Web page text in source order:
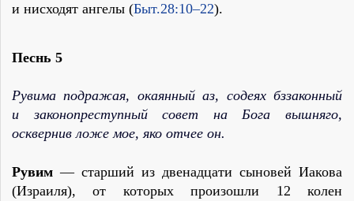
и нисходят ангелы (Быт.28:10–22).
Песнь 5
Рувима подражая, окаянный аз, содеях бззаконный
и законопреступный совет на Бога вышняго,
осквернив ложе мое, яко отчее он.
Рувим — старший из двенадцати сыновей Иакова
(Израиля), от которых произошли 12 колен